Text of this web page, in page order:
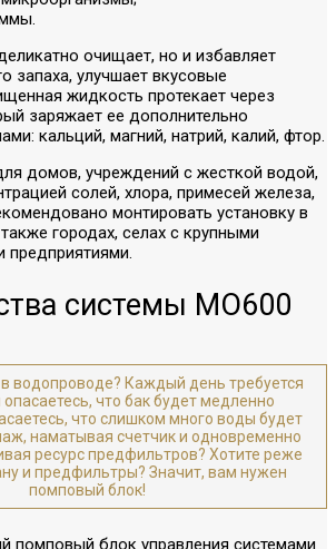
очищает, но и избавляет
запаха, улучшает вкусовые
жидкость протекает через
заряжает ее дополнительно
кальций, магний, натрий, калий, фтор.
домов, учреждений с жесткой водой,
солей, хлора, примесей железа,
монтировать установку в
городах, селах с крупными
предприятиями.
системы МО600
водопроводе? Каждый день требуется
что бак будет медленно
что слишком много воды будет
наматывая счетчик и одновременно
ресурс предфильтров? Хотите реже
и предфильтры? Значит, вам нужен
помповый блок!